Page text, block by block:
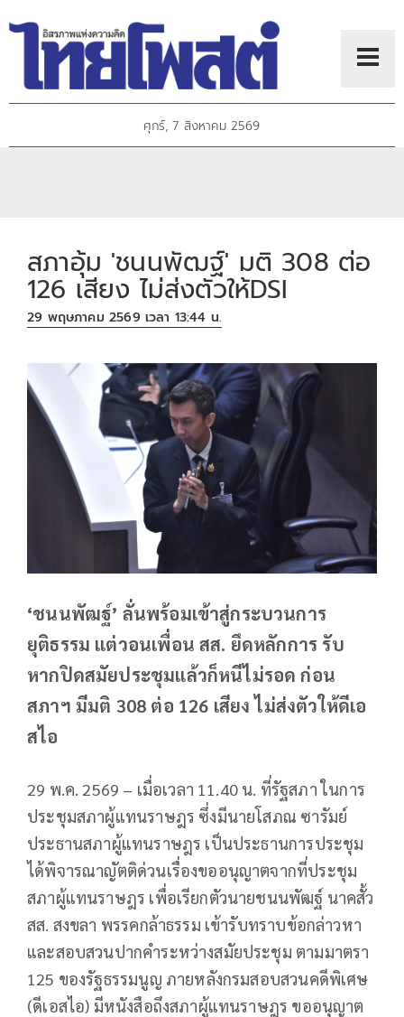
ศุกร์, 7 สิงหาคม 2569
สภาอุ้ม 'ชนนพัฒฐ์' มติ 308 ต่อ
126 เสียง ไม่ส่งตัวให้DSI
29 พฤษภาคม 2569 เวลา 13:44 น.
‘ชนนพัฒฐ์’ ลั่นพร้อมเข้าสู่กระบวนการ
ยุติธรรม แต่วอนเพื่อน สส. ยึดหลักการ รับ
หากปิดสมัยประชุมแล้วก็หนีไม่รอด ก่อน
สภาฯ มีมติ 308 ต่อ 126 เสียง ไม่ส่งตัวให้ดีเอ
สไอ
29 พ.ค. 2569 – เมื่อเวลา 11.40 น. ที่รัฐสภา ในการ
ประชุมสภาผู้แทนราษฎร ซึ่งมีนายโสภณ ซารัมย์
ประธานสภาผู้แทนราษฎร เป็นประธานการประชุม
ได้พิจารณาญัตติด่วนเรื่องขออนุญาตจากที่ประชุม
สภาผู้แทนราษฎร เพื่อเรียกตัวนายชนนพัฒฐ์ นาคสั้ว
สส. สงขลา พรรคกล้าธรรม เข้ารับทราบข้อกล่าวหา
และสอบสวนปากคำระหว่างสมัยประชุม ตามมาตรา
125 ของรัฐธรรมนูญ ภายหลังกรมสอบสวนคดีพิเศษ
(ดีเอสไอ) มีหนังสือถึงสภาผู้แทนราษฎร ขออนุญาต